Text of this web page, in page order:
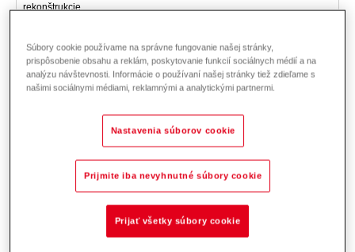
rekonštrukcie.
Súbory cookie používame na správne fungovanie našej stránky,
prispôsobenie obsahu a reklám, poskytovanie funkcií sociálnych médií a na
analýzu návštevnosti. Informácie o používaní našej stránky tiež zdieľame s
našimi sociálnymi médiami, reklamnými a analytickými partnermi.
Nastavenia súborov cookie
Prijmite iba nevyhnutné súbory cookie
Prijať všetky súbory cookie